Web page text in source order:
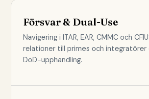
Försvar & Dual-Use
Navigering i ITAR, EAR, CMMC och
relationer till primes och integratörer
DoD-upphandling.